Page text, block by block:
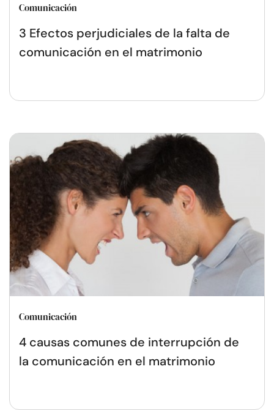
Comunicación
3 Efectos perjudiciales de la falta de
comunicación en el matrimonio
Comunicación
4 causas comunes de interrupción de
la comunicación en el matrimonio